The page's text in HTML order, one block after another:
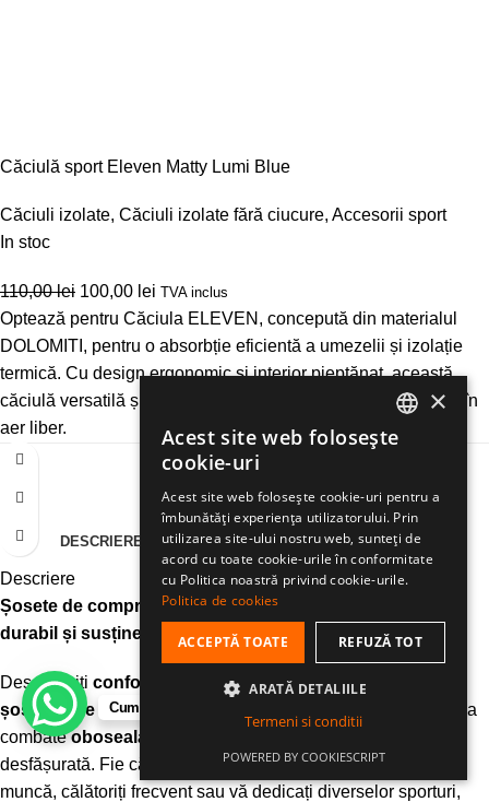
Căciulă sport Eleven Matty Lumi Blue
Căciuli izolate, Căciuli izolate fără ciucure, Accesorii sport
In stoc
110,00lei 100,00 lei TVA inclus
Optează pentru Căciula ELEVEN, concepută din materialul
DOLOMITI, pentru o absorbție eficientă a umezelii și izolație
termică. Cu design ergonomic și interior pieptănat, această
căciulă versatilă și ușoară este ideală pentru orice activitate în
aer liber.
DESCRIERE INFORMAȚII SUPLIMENTARERECENZII (0)
Descriere
Șosete de compresie scurte ELEVEN Luca – Confort
durabil și susținere optimă pentru orice activitate
Descoperiți confortul durabilșisusținerea optimă
șosetele de compresie scurte ELEVEN
, concepute pentru a
combateoboseala picioarelor
desfășurată. Fie că petreceți mult timp în picioare la locul de
muncă, călătoriți frecvent sau vă dedicați diverselor sporturi,
Cum te putem ajuta?
ROMANIAN
ENGLISH
×
Acest site web folosește
cookie-uri
Acest site web folosește cookie-uri pentru a
îmbunătăți experiența utilizatorului. Prin
utilizarea site-ului nostru web, sunteți de
acord cu toate cookie-urile în conformitate
cu Politica noastră privind cookie-urile.
Politica de cookies
ACCEPTĂ TOATE REFUZĂ TOT
ARATĂ DETALIILE
Termeni si conditii
POWERED BY COOKIESCRIPT